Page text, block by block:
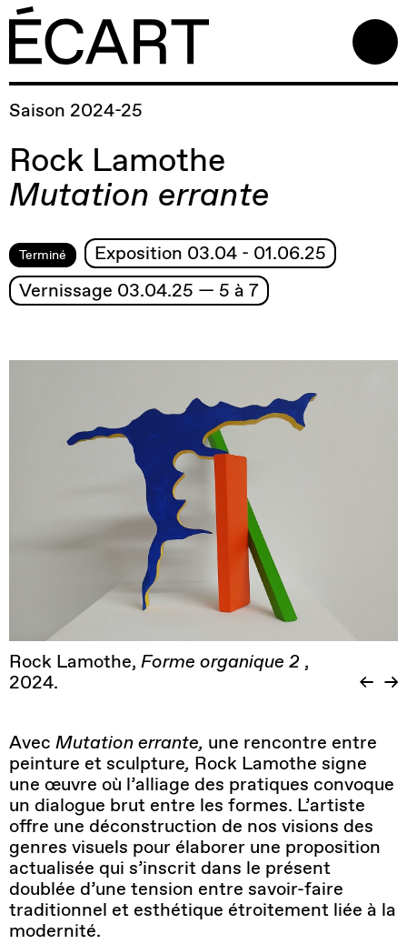
Saison 2024-25
Rock Lamothe
Mutation errante
Terminé
Exposition 03.04 - 01.06.25
Vernissage 03.04.25 — 5 à 7
Rock Lamothe, Forme organique 2 ,
2024.
Avec Mutation errante, une rencontre entre
peinture et sculpture, Rock Lamothe signe
une œuvre où l’alliage des pratiques convoque
un dialogue brut entre les formes. L’artiste
offre une déconstruction de nos visions des
genres visuels pour élaborer une proposition
actualisée qui s’inscrit dans le présent
doublée d’une tension entre savoir-faire
traditionnel et esthétique étroitement liée à la
modernité.